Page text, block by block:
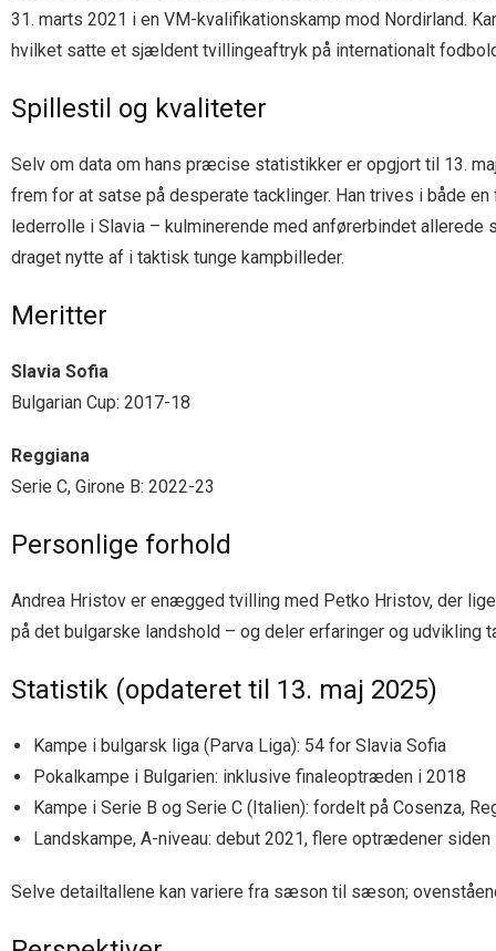
31. marts 2021 i en VM-kvalifikationskamp mod Nordirland.
hvilket satte et sjældent tvillingeaftryk på internationalt
Spillestil og kvaliteter
Selv om data om hans præcise statistikker er opgjort til 13.
frem for at satse på desperate tacklinger. Han trives i både
lederrolle i Slavia – kulminerende med anførerbindet
draget nytte af i taktisk tunge kampbilleder.
Meritter
Slavia Sofia
Bulgarian Cup: 2017-18
Reggiana
Serie C, Girone B: 2022-23
Personlige forhold
Andrea Hristov er enægged tvilling med Petko Hristov, der
på det bulgarske landshold – og deler erfaringer og
Statistik (opdateret til 13. maj 2025)
Kampe i bulgarsk liga (Parva Liga): 54 for Slavia Sofia
Pokalkampe i Bulgarien: inklusive finaleoptræden i 2018
Kampe i Serie B og Serie C (Italien): fordelt på Cosenza,
Landskampe, A-niveau: debut 2021, flere optrædener siden
Selve detailtallene kan variere fra sæson til sæson;